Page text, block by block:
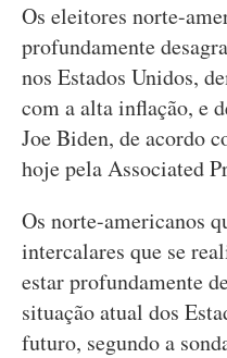
Os eleitores norte-
profundamente
nos Estados Unidos,
com a alta inflação, e
Joe Biden, de acordo
hoje pela Associated
Os norte-americanos
intercalares que se
estar profundamente
situação atual dos
futuro, segundo a